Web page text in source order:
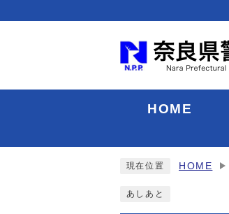
HOME
現在位置 HOME
あしあと